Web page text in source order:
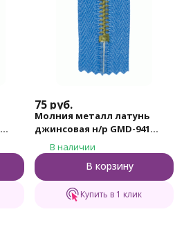
75 руб.
Молния металл латунь
джинсовая н/р GMD-941
Gamma, тип 4, 18 см (185 -
Небесно - синий)
В наличии
В корзину
Купить в 1 клик